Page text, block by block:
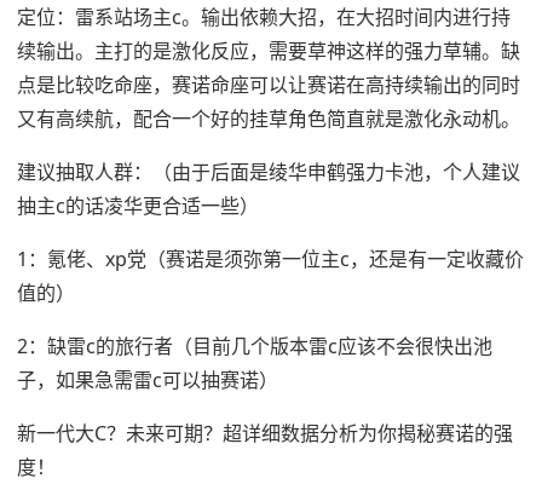
定位：雷系站场主c。输出依赖大招，在大招时间内进行持
续输出。主打的是激化反应，需要草神这样的强力草辅。缺
点是比较吃命座，赛诺命座可以让赛诺在高持续输出的同时
又有高续航，配合一个好的挂草角色简直就是激化永动机。
建议抽取人群：（由于后面是绫华申鹤强力卡池，个人建议
抽主c的话凌华更合适一些）
1：氪佬、xp党（赛诺是须弥第一位主c，还是有一定收藏价
值的）
2：缺雷c的旅行者（目前几个版本雷c应该不会很快出池
子，如果急需雷c可以抽赛诺）
新一代大C？未来可期？超详细数据分析为你揭秘赛诺的强
度！